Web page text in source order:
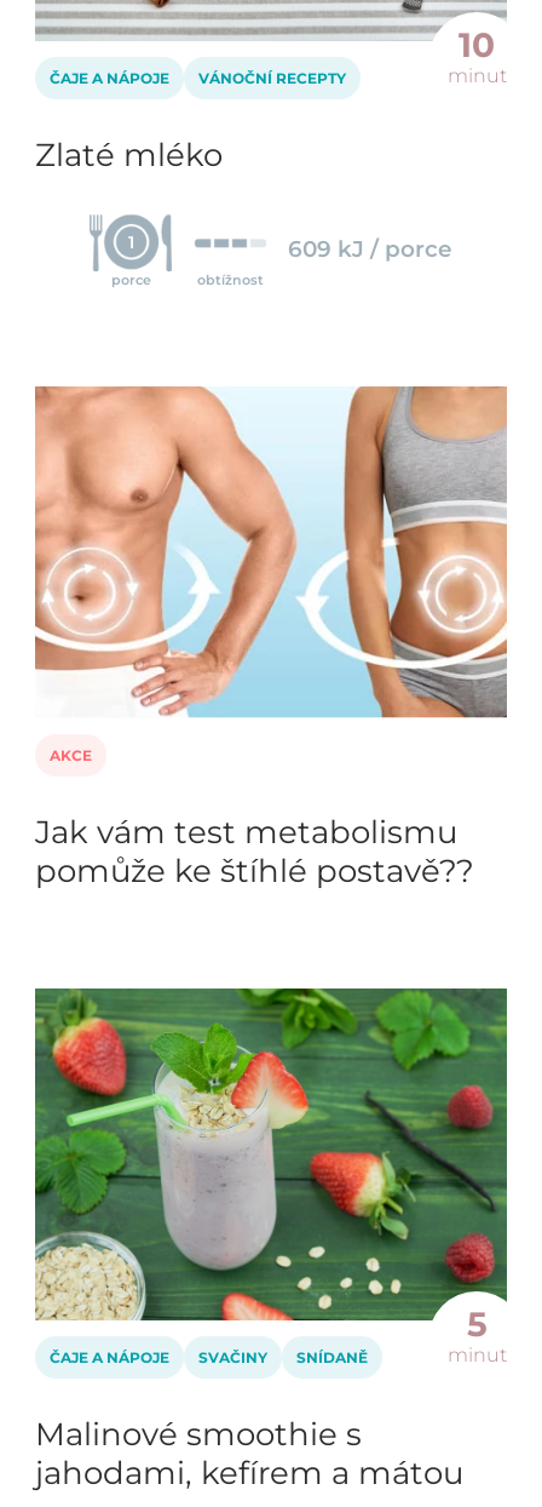
10
minut
ČAJE A NÁPOJE VÁNOČNÍ RECEPTY
Zlaté mléko
1
porce obtížnost
609 kJ / porce
AKCE
Jak vám test metabolismu
pomůže ke štíhlé postavě??
5
minut
ČAJE A NÁPOJE SVAČINY SNÍDANĚ
Malinové smoothie s
jahodami, kefírem a mátou